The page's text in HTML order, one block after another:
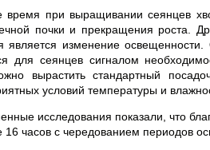
время при выращивании сеянцев
почки и прекращения роста.
является изменение
для сеянцев сигналом
вырастить стандартный
условий температуры и
исследования показали, что
16 часов с чередованием периодов